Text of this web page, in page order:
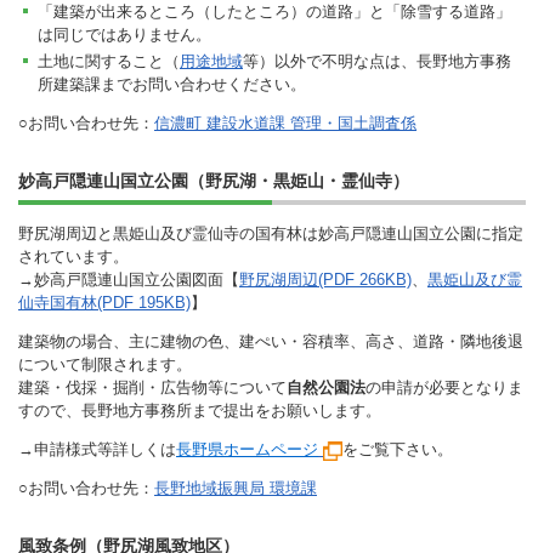
「建築が出来るところ（したところ）の道路」と「除雪する道路」
は同じではありません。
土地に関すること（ 用途地域等）以外で不明な点は、長野地方事務
所建築課までお問い合わせください。
○お問い合わせ先： 信濃町 建設水道課 管理・国土調査係
妙高戸隠連山国立公園（野尻湖・黒姫山・霊仙寺）
野尻湖周辺と黒姫山及び霊仙寺の国有林は妙高戸隠連山国立公園に指定
されています。
→妙高戸隠連山国立公園図面【 野尻湖周辺(PDF 266KB)
黒姫山及び霊
仙寺国有林(PDF 195KB)】
建築物の場合、主に建物の色、建ぺい・容積率、高さ、道路・隣地後退
について制限されます。
建築・伐採・掘削・広告物等について自然公園法の申請が必要となりま
すので、長野地方事務所まで提出をお願いします。
→申請様式等詳しくは長野県ホームページ をご覧下さい。
○お問い合わせ先： 長野地域振興局 環境課
風致条例（野尻湖風致地区）